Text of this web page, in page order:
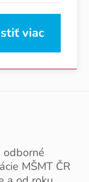
viac
odborné
MŠMT ČR